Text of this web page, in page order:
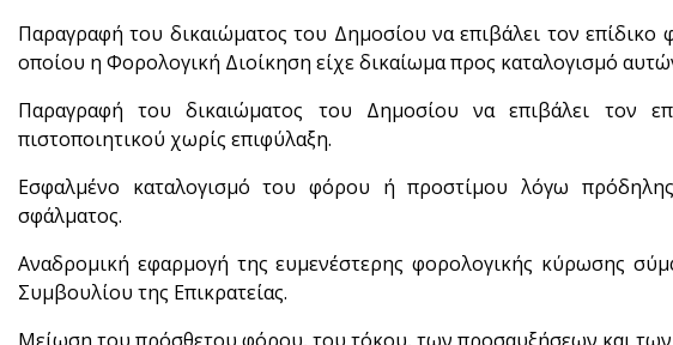
Παραγραφή του δικαιώματος του Δημοσίου να επιβάλει τον
οποίου η Φορολογική Διοίκηση είχε δικαίωμα προς καταλογισμό
Παραγραφή του δικαιώματος του Δημοσίου να επιβάλει τον
πιστοποιητικού χωρίς επιφύλαξη.
Εσφαλμένο καταλογισμό του φόρου ή προστίμου λόγω
σφάλματος.
Αναδρομική εφαρμογή της ευμενέστερης φορολογικής κύρωσης
Συμβουλίου της Επικρατείας.